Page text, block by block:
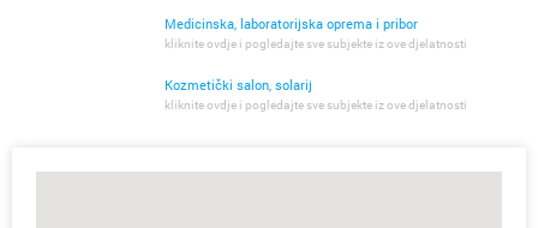
Medicinska, laboratorijska oprema i pribor
kliknite ovdje i pogledajte sve subjekte iz ove djelatnosti
Kozmetički salon, solarij
kliknite ovdje i pogledajte sve subjekte iz ove djelatnosti